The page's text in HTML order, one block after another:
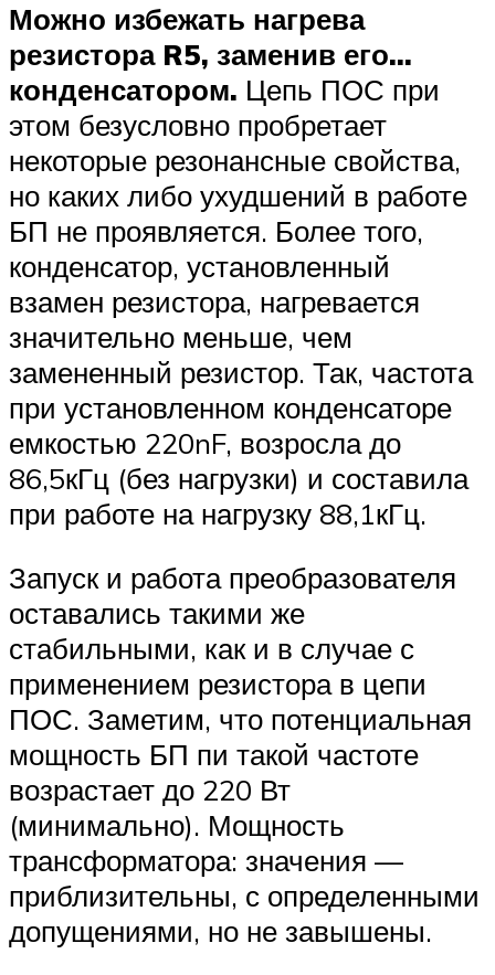
Можно избежать нагрева
резистора R5, заменив его…
конденсатором. Цепь ПОС при
этом безусловно пробретает
некоторые резонансные свойства,
но каких либо ухудшений в работе
БП не проявляется. Более того,
конденсатор, установленный
взамен резистора, нагревается
значительно меньше, чем
замененный резистор. Так, частота
при установленном конденсаторе
емкостью 220nF, возросла до
86,5кГц (без нагрузки) и составила
при работе на нагрузку 88,1кГц.
Запуск и работа преобразователя
оставались такими же
стабильными, как и в случае с
применением резистора в цепи
ПОС. Заметим, что потенциальная
мощность БП пи такой частоте
возрастает до 220 Вт
(минимально). Мощность
трансформатора: значения —
приблизительны, с определенными
допущениями, но не завышены.